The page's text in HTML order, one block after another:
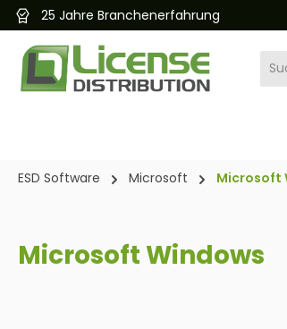
Zur Hauptnavigation
Kostenloser und schneller Versand 24/7
ESD Software Microsoft Microsoft
Microsoft Windows